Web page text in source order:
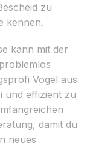
zu
kennen.
kann mit der
Vogel aus
und effizient zu
damit du
neues